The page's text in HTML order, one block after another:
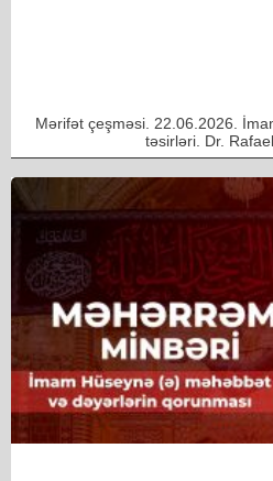
Mərifət çeşməsi. 22.06.2026.
təsirləri. Dr.